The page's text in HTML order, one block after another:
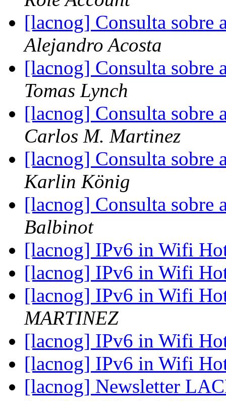
[lacnog] Consulta sobre
Alejandro Acosta
[lacnog] Consulta sobre
Tomas Lynch
[lacnog] Consulta sobre
Carlos M. Martinez
[lacnog] Consulta sobre
Karlin König
[lacnog] Consulta sobre
Balbinot
[lacnog] IPv6 in Wifi
[lacnog] IPv6 in Wifi
[lacnog] IPv6 in Wifi
MARTINEZ
[lacnog] IPv6 in Wifi
[lacnog] IPv6 in Wifi
[lacnog] Newsletter